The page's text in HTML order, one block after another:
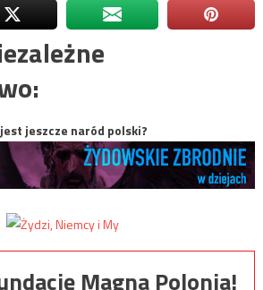
jest jeszcze naród polski?
Magna Polonia!